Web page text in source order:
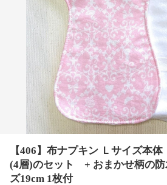
【406】布ナプキン Ｌサイズ本
(4層)のセット + おまかせ柄の防
ズ19cm 1枚付